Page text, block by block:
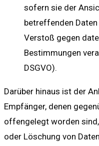
sofern sie der
betreffenden
Verstoß gegen
Bestimmungen
DSGVO).
Darüber hinaus ist der
Empfänger, denen
offengelegt worden
oder Löschung von